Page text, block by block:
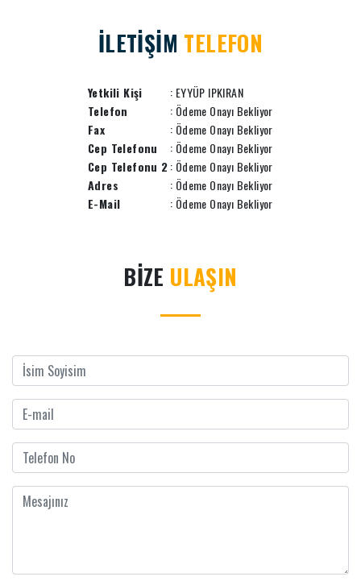
İLETİŞİM TELEFON
Yetkili Kişi
: EYYÜP IPKIRAN
Telefon
: Ödeme Onayı Bekliyor
Fax
: Ödeme Onayı Bekliyor
Cep Telefonu
: Ödeme Onayı Bekliyor
Cep Telefonu 2: Ödeme Onayı Bekliyor
Adres
: Ödeme Onayı Bekliyor
E-Mail
: Ödeme Onayı Bekliyor
BİZE ULAŞIN